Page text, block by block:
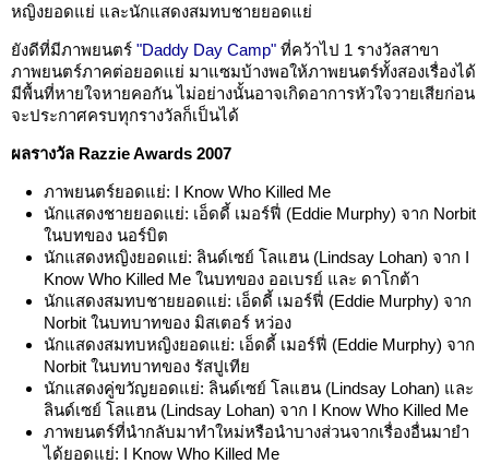
หญิงยอดแย่ และนักแสดงสมทบชายยอดแย่
ยังดีที่มีภาพยนตร์ "Daddy Day Camp" ที่คว้าไป 1 รางวัลสาขา
ภาพยนตร์ภาคต่อยอดแย่ มาแซมบ้างพอให้ภาพยนตร์ทั้งสองเรื่องได้
มีพื้นที่หายใจหายคอกัน ไม่อย่างนั้นอาจเกิดอาการหัวใจวายเสียก่อน
จะประกาศครบทุกรางวัลก็เป็นได้
ผลรางวัล Razzie Awards 2007
ภาพยนตร์ยอดแย่: I Know Who Killed Me
นักแสดงชายยอดแย่: เอ็ดดี้ เมอร์ฟี่ (Eddie Murphy) จาก Norbit
ในบทของ นอร์บิต
นักแสดงหญิงยอดแย่: ลินด์เซย์ โลแฮน (Lindsay Lohan) จาก I
Know Who Killed Me ในบทของ ออเบรย์ และ ดาโกต้า
นักแสดงสมทบชายยอดแย่: เอ็ดดี้ เมอร์ฟี่ (Eddie Murphy) จาก
Norbit ในบทบาทของ มิสเตอร์ หว่อง
นักแสดงสมทบหญิงยอดแย่: เอ็ดดี้ เมอร์ฟี่ (Eddie Murphy) จาก
Norbit ในบทบาทของ รัสปูเทีย
นักแสดงคู่ขวัญยอดแย่: ลินด์เซย์ โลแฮน (Lindsay Lohan) และ
ลินด์เซย์ โลแฮน (Lindsay Lohan) จาก I Know Who Killed Me
ภาพยนตร์ที่นำกลับมาทำใหม่หรือนำบางส่วนจากเรื่องอื่นมายำ
ได้ยอดแย่: I Know Who Killed Me